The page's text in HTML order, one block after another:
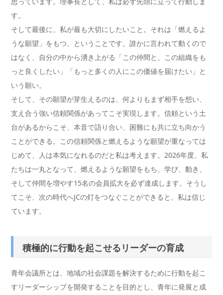
す。
そして最後に、私が最も大切にしたいこと。それは「燃えるよ
うな願望」をもつ、ということです。誰かに言われて動くので
はなく、自分の中から湧き上がる「この仲間と、この組織をも
っと良くしたい」「もっと多くの人にこの価値を届けたい」と
いう願い。
そして、その願望が芽生えるのは、何よりもまず相手を想い、
支え合う強い信頼関係があってこそ実現します。信頼という土
台があるからこそ、本音で語り合い、困難にも共に立ち向かう
ことができる。この信頼関係と燃えるような願望が重なっては
じめて、人は本気になれるのだと私は考えます。2026年度、私
たちは一丸となって、燃えるような願望をもち、学び、動き、
そして仲間を増やす15名の会員拡大を必ず達成します。そうし
てこそ、次の時代へJCの灯をつなぐことができると、私は信じ
ています。
積極的に行動を起こせるリーダーの育成
青年会議所とは、地域の社会課題を解決するために行動を起こ
すリーダーシップを開発することを目的とし、青年に発展と成